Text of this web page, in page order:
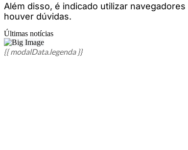
Além disso, é indicado utilizar
houver dúvidas.
Últimas notícias
{{ modalData.legenda }}